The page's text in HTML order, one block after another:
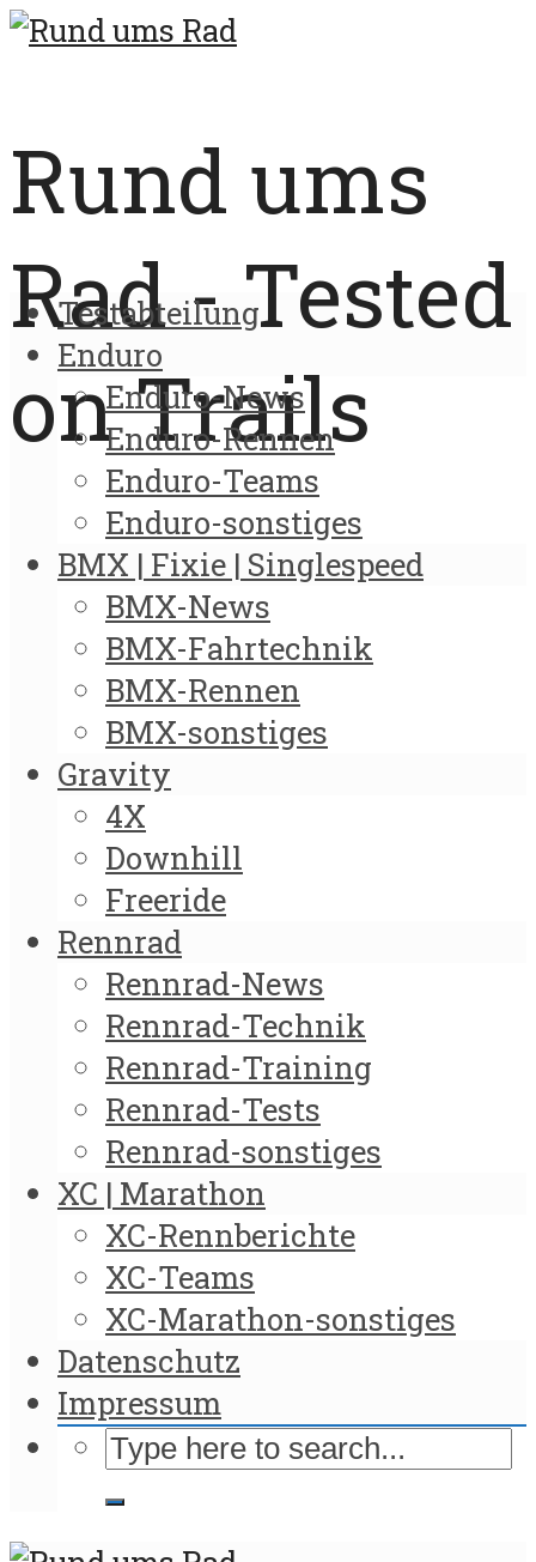
Rund ums
Rad - Tested
on Trails
Testabteilung
Enduro
Enduro-News
Enduro-Rennen
Enduro-Teams
Enduro-sonstiges
BMX | Fixie | Singlespeed
BMX-News
BMX-Fahrtechnik
BMX-Rennen
BMX-sonstiges
Gravity
4X
Downhill
Freeride
Rennrad
Rennrad-News
Rennrad-Technik
Rennrad-Training
Rennrad-Tests
Rennrad-sonstiges
XC | Marathon
XC-Rennberichte
XC-Teams
XC-Marathon-sonstiges
Datenschutz
Impressum